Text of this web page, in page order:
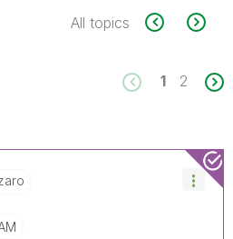
All topics
1 2